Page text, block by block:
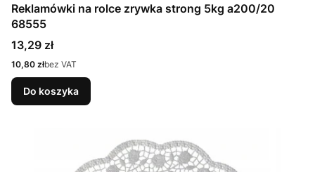
Reklamówki na rolce zrywka strong 5kg a200/20
68555
Cena
13,29 zł
Cena
10,80 złbez VAT
Do koszyka